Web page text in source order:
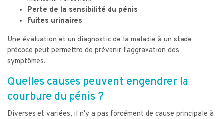
Perte de la sensibilité du pénis
Fuites urinaires
Une évaluation et un diagnostic de la maladie à un stade
précoce peut permettre de prévenir l'aggravation des
symptômes.
Quelles causes peuvent engendrer la
courbure du pénis ?
Diverses et variées, il n'y a pas forcément de cause principale à